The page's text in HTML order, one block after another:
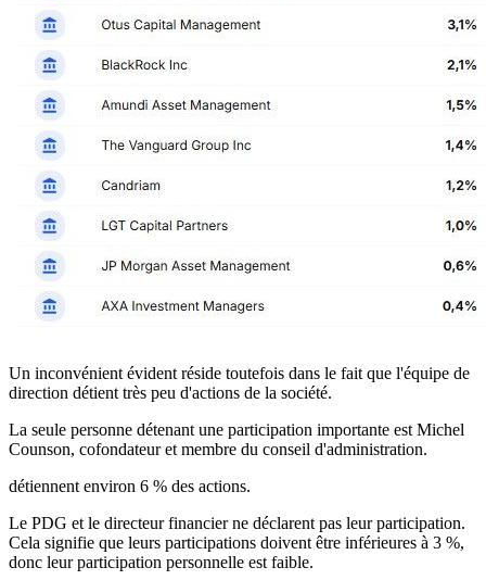
Un inconvénient évident réside toutefois dans le fait que l'équipe de
direction détient très peu d'actions de la société.
La seule personne détenant une participation importante est Michel
Counson, cofondateur et membre du conseil d'administration.
détiennent environ 6 % des actions.
Le PDG et le directeur financier ne déclarent pas leur participation.
Cela signifie que leurs participations doivent être inférieures à 3 %,
donc leur participation personnelle est faible.